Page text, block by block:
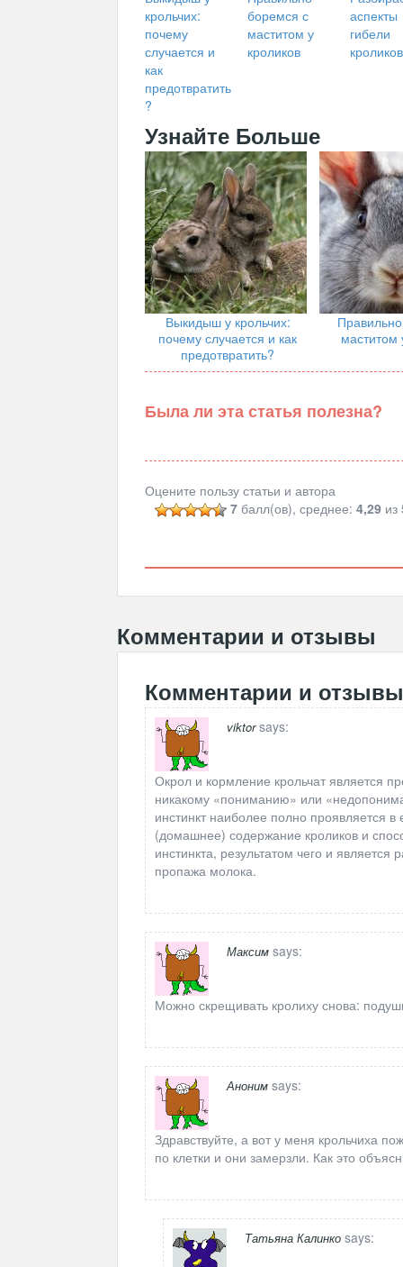
крольчих:
почему
случается и
как
предотвратить
?
боремся с
маститом у
кроликов
аспекты
гибели
кроликов
Узнайте Больше
Выкидыш у крольчих:
почему случается и как
предотвратить?
маститом
Была ли эта статья полезна?
Оцените пользу статьи и автора
7 балл(ов), среднее:4,29 из
Комментарии и отзывы
Комментарии и отзывы
viktor says:
Окрол и кормление крольчат является
никакому «пониманию» или
инстинкт наиболее полно проявляется в
(домашнее) содержание кроликов и
инстинкта, результатом чего и
пропажа молока.
Максим says:
Можно скрещивать кролиху снова:
Аноним says:
Здравствуйте, а вот у меня крольчиха
по клетки и они замерзли. Как это
Татьяна Калинко says: